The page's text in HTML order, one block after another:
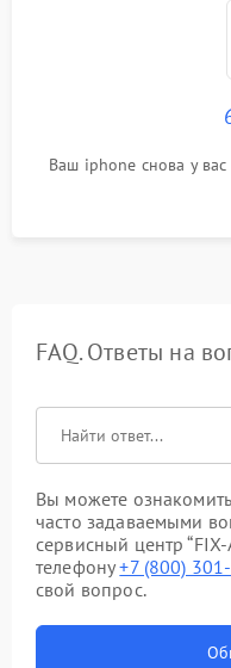
Ваш iphone снова у
FAQ. Ответы на
Вы можете
часто задаваемыми
сервисный центр
телефону+7 (800)
свой вопрос.